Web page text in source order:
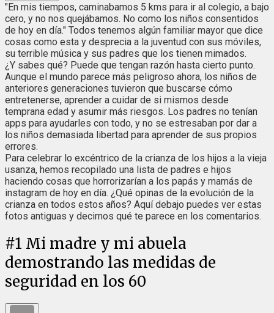
"En mis tiempos, caminabamos 5 kms para ir al colegio, a bajo
cero, y no nos quejábamos. No como los niños consentidos
de hoy en día." Todos tenemos algún familiar mayor que dice
cosas como esta y desprecia a la juventud con sus móviles,
su terrible música y sus padres que los tienen mimados.
¿Y sabes qué? Puede que tengan razón hasta cierto punto.
Aunque el mundo parece más peligroso ahora, los niños de
anteriores generaciones tuvieron que buscarse cómo
entretenerse, aprender a cuidar de si mismos desde
temprana edad y asumir más riesgos. Los padres no tenían
apps para ayudarles con todo, y no se estresaban por dar a
los niños demasiada libertad para aprender de sus propios
errores.
Para celebrar lo excéntrico de la crianza de los hijos a la vieja
usanza, hemos recopilado una lista de padres e hijos
haciendo cosas que horrorizarían a los papás y mamás de
instagram de hoy en día. ¿Qué opinas de la evolución de la
crianza en todos estos años? Aquí debajo puedes ver estas
fotos antiguas y decirnos qué te parece en los comentarios.
#1 Mi madre y mi abuela
demostrando las medidas de
seguridad en los 60